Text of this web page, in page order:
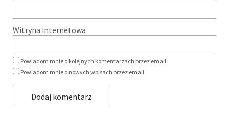
Witryna internetowa
Powiadom mnie o kolejnych komentarzach przez email.
Powiadom mnie o nowych wpisach przez email.